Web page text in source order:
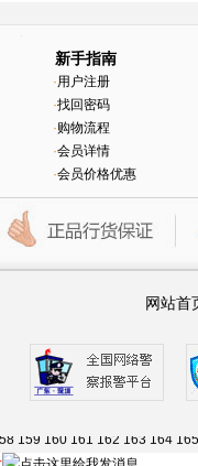
新手指南
·用户注册
·找回密码
·购物流程
·会员详情
·会员价格优惠
网站首
9 10 11 12 13 14 15 17
67 68 69 70 71 72 73